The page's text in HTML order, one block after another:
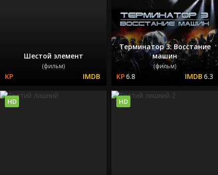
Шестой элемент
(фильм)
Терминатор 3: Восстание
машин
(фильм)
6.8 6.3
HD HD